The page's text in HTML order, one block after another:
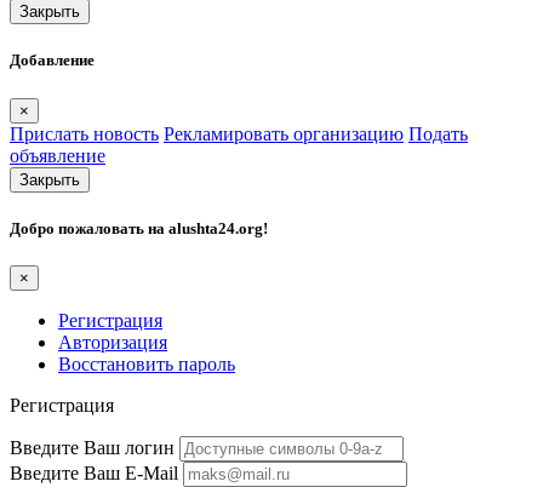
Закрыть
Добавление
×
Прислать новость Рекламировать организацию Подать
объявление
Закрыть
Добро пожаловать на alushta24.org!
×
Регистрация
Авторизация
Восстановить пароль
Регистрация
Введите Ваш логин
Введите Ваш E-Mail